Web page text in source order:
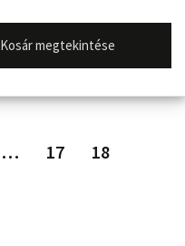
Kosár megtekintése
… 17
18